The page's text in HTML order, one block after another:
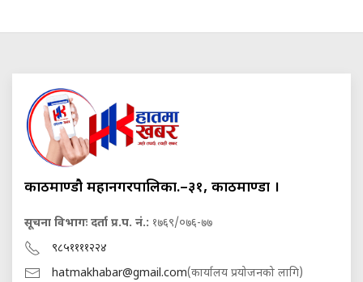
काठमाण्डौ महानगरपालिका.–३१, काठमाण्डौं ।
सूचना विभागः दर्ता प्र.प. नं.: १७६९/०७६-७७
९८५११११२२४
hatmakhabar@gmail.com(कार्यालय प्रयोजनको लागि)